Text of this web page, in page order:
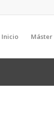
Inicio Máster